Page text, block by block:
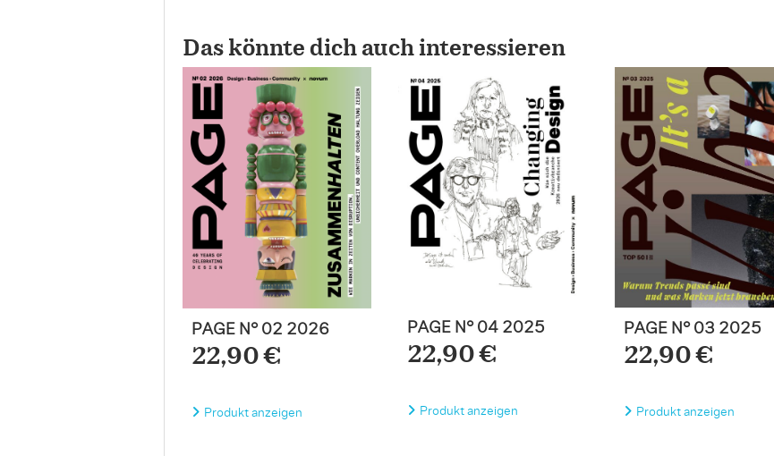
Das könnte dich auch interessieren
PAGE N° 02 2026
22,90 €
Produkt anzeigen
PAGE N° 04 2025
22,90 €
Produkt anzeigen
PAGE N° 03 2025
22,90 €
Produkt anzeigen